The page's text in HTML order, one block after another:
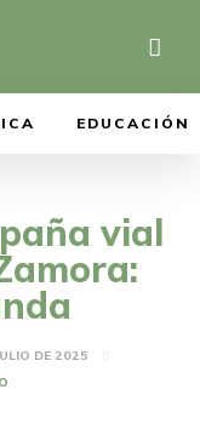
EDUCACIÓN
vial
DE 2025